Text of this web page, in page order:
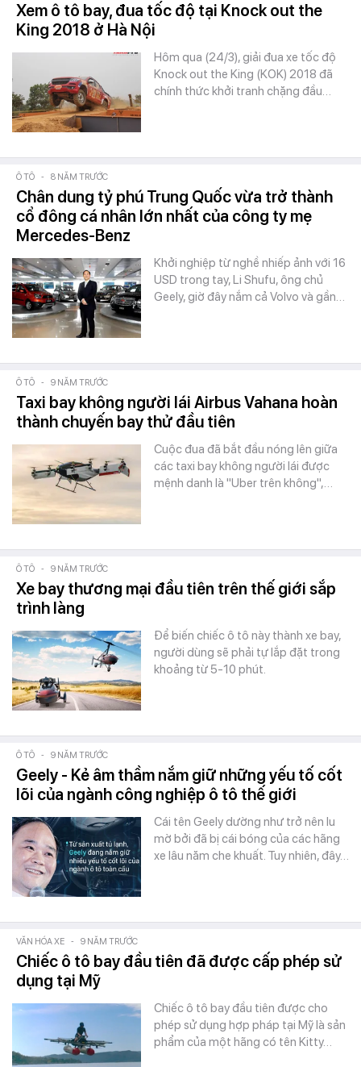
Xem ô tô bay, đua tốc độ tại Knock out the
King 2018 ở Hà Nội
Hôm qua (24/3), giải đua xe tốc độ
Knock out the King (KOK) 2018 đã
chính thức khởi tranh chặng đầu…
Ô TÔ - 8 NĂM TRƯỚC
Chân dung tỷ phú Trung Quốc vừa trở thành
cổ đông cá nhân lớn nhất của công ty mẹ
Mercedes-Benz
Khởi nghiệp từ nghề nhiếp ảnh với 16
USD trong tay, Li Shufu, ông chủ
Geely, giờ đây nắm cả Volvo và gần…
Ô TÔ - 9 NĂM TRƯỚC
Taxi bay không người lái Airbus Vahana hoàn
thành chuyến bay thử đầu tiên
Cuộc đua đã bắt đầu nóng lên giữa
các taxi bay không người lái được
mệnh danh là "Uber trên không",…
Ô TÔ - 9 NĂM TRƯỚC
Xe bay thương mại đầu tiên trên thế giới sắp
trình làng
Để biến chiếc ô tô này thành xe bay,
người dùng sẽ phải tự lắp đặt trong
khoảng từ 5-10 phút.
Ô TÔ - 9 NĂM TRƯỚC
Geely - Kẻ âm thầm nắm giữ những yếu tố cốt
lõi của ngành công nghiệp ô tô thế giới
Cái tên Geely dường như trở nên lu
mờ bởi đã bị cái bóng của các hãng
xe lâu năm che khuất. Tuy nhiên, đây…
VĂN HÓA XE - 9 NĂM TRƯỚC
Chiếc ô tô bay đầu tiên đã được cấp phép sử
dụng tại Mỹ
Chiếc ô tô bay đầu tiên được cho
phép sử dụng hợp pháp tại Mỹ là sản
phẩm của một hãng có tên Kitty…